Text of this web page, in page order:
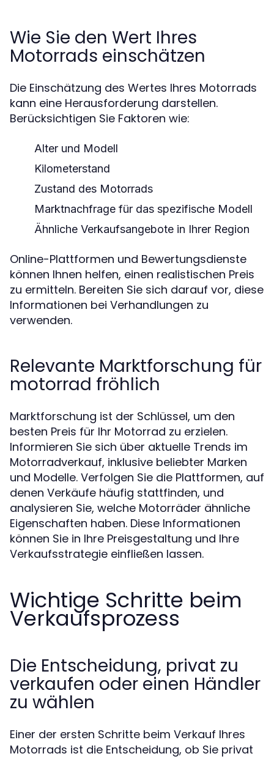
Wie Sie den Wert Ihres
Motorrads einschätzen
Die Einschätzung des Wertes Ihres Motorrads
kann eine Herausforderung darstellen.
Berücksichtigen Sie Faktoren wie:
Alter und Modell
Kilometerstand
Zustand des Motorrads
Marktnachfrage für das spezifische Modell
Ähnliche Verkaufsangebote in Ihrer Region
Online-Plattformen und Bewertungsdienste
können Ihnen helfen, einen realistischen Preis
zu ermitteln. Bereiten Sie sich darauf vor, diese
Informationen bei Verhandlungen zu
verwenden.
Relevante Marktforschung für
motorrad fröhlich
Marktforschung ist der Schlüssel, um den
besten Preis für Ihr Motorrad zu erzielen.
Informieren Sie sich über aktuelle Trends im
Motorradverkauf, inklusive beliebter Marken
und Modelle. Verfolgen Sie die Plattformen, auf
denen Verkäufe häufig stattfinden, und
analysieren Sie, welche Motorräder ähnliche
Eigenschaften haben. Diese Informationen
können Sie in Ihre Preisgestaltung und Ihre
Verkaufsstrategie einfließen lassen.
Wichtige Schritte beim
Verkaufsprozess
Die Entscheidung, privat zu
verkaufen oder einen Händler
zu wählen
Einer der ersten Schritte beim Verkauf Ihres
Motorrads ist die Entscheidung, ob Sie privat